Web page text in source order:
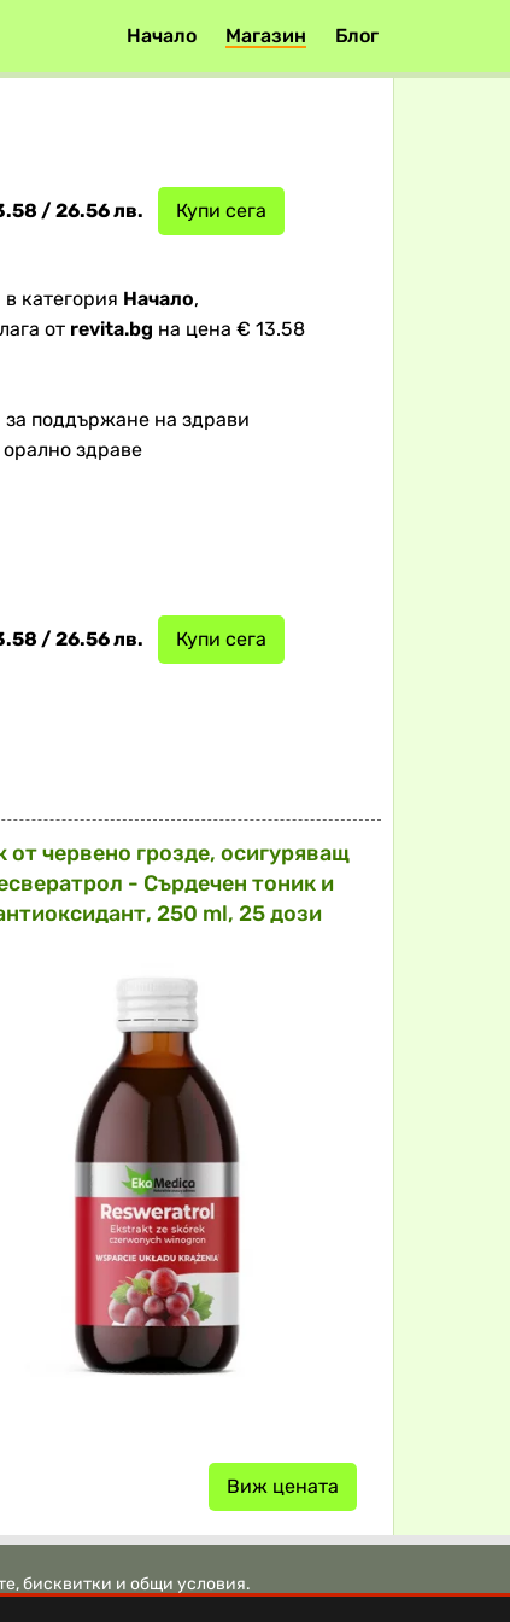
Начало Магазин Блог
Купи сега
/ 26.56 лв.
категория Начало,
от revita.bg на цена € 13.58
поддържане на здрави
здраве
Купи сега
/ 26.56 лв.
от червено грозде, осигуряващ
- Сърдечен тоник и
250 ml, 25 дози
Виж цената
бисквитки и общи условия.